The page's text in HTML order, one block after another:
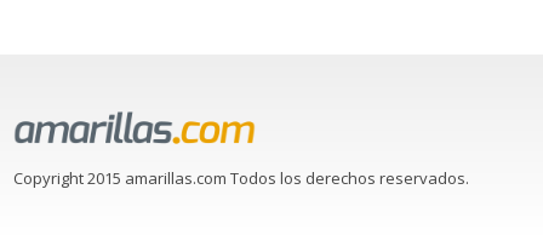
Copyright 2015 amarillas.com Todos los derechos reservados.